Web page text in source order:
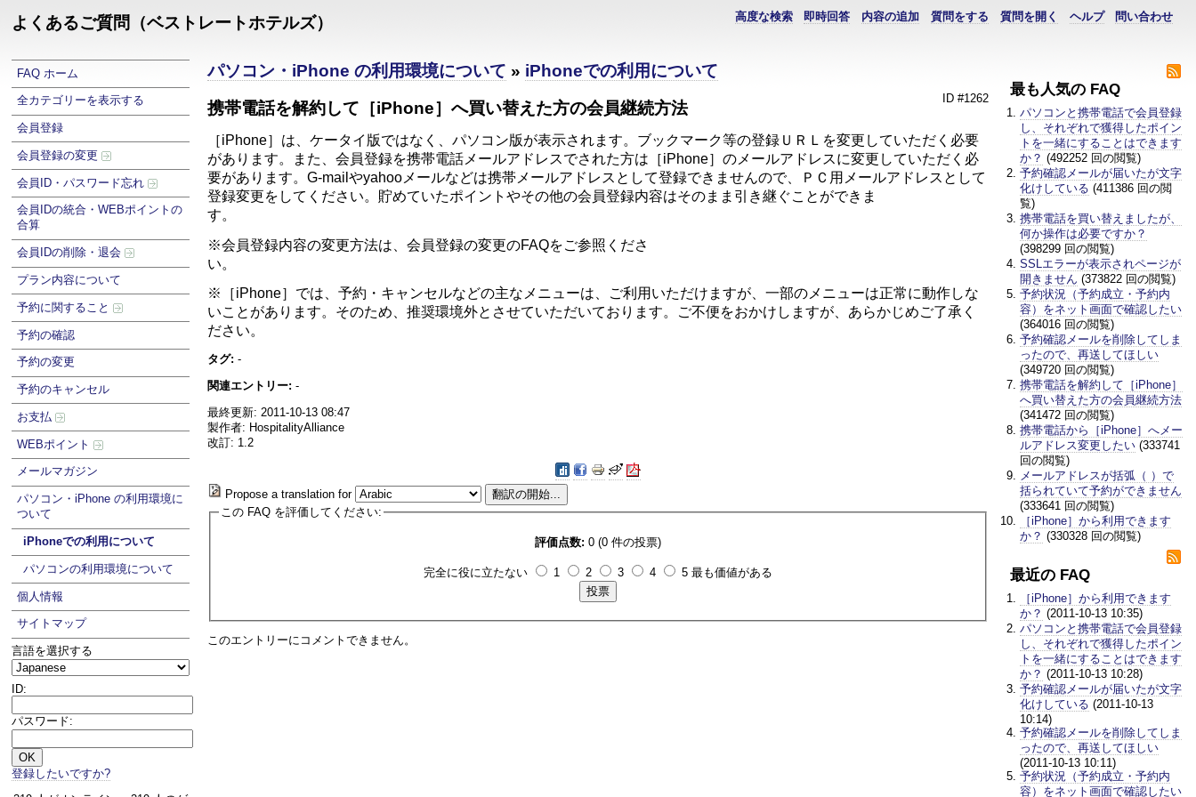
よくあるご質問（ベストレートホテルズ） 問い合わせ
ヘルプ
質問を開く
質問をする
内容の追加
即時回答
高度な検索
FAQ ホーム
全カテゴリーを表示する
会員登録
会員登録の変更
会員ID・パスワード忘れ
会員IDの統合・WEBポイントの
合算
会員IDの削除・退会
プラン内容について
予約に関すること
予約の確認
予約の変更
予約のキャンセル
お支払
WEBポイント
メールマガジン
パソコン・iPhone の利用環境に
ついて
iPhoneでの利用について
パソコンの利用環境について
個人情報
サイトマップ
言語を選択する
ID:
パスワード:
登録したいですか?
最も人気の FAQ
パソコンと携帯電話で会員登録
し、それぞれで獲得したポイン
トを一緒にすることはできます
か？ (492252 回の閲覧)
予約確認メールが届いたが文字
化けしている (411386 回の閲
覧)
携帯電話を買い替えましたが、
何か操作は必要ですか？
(398299 回の閲覧)
SSLエラーが表示されページが
開きません (373822 回の閲覧)
予約状況（予約成立・予約内
容）をネット画面で確認したい
(364016 回の閲覧)
予約確認メールを削除してしま
ったので、再送してほしい
(349720 回の閲覧)
携帯電話を解約して［iPhone］
へ買い替えた方の会員継続方法
(341472 回の閲覧)
携帯電話から［iPhone］へメー
ルアドレス変更したい (333741
回の閲覧)
メールアドレスが括弧（ ）で
括られていて予約ができません
(333641 回の閲覧)
［iPhone］から利用できます
か？ (330328 回の閲覧)
最近の FAQ
［iPhone］から利用できます
か？ (2011-10-13 10:35)
パソコンと携帯電話で会員登録
し、それぞれで獲得したポイン
トを一緒にすることはできます
か？ (2011-10-13 10:28)
予約確認メールが届いたが文字
化けしている (2011-10-13
10:14)
予約確認メールを削除してしま
ったので、再送してほしい
(2011-10-13 10:11)
予約状況（予約成立・予約内
容）をネット画面で確認したい
パソコン・iPhone の利用環境について » iPhoneでの利用について
ID #1262
携帯電話を解約して［iPhone］へ買い替えた方の会員継続方法
［iPhone］は、ケータイ版ではなく、パソコン版が表示されます。ブックマーク等の登録ＵＲＬを変更していただく必要
があります。また、会員登録を携帯電話メールアドレスでされた方は［iPhone］のメールアドレスに変更していただく必
要があります。G-mailやyahooメールなどは携帯メールアドレスとして登録できませんので、ＰＣ用メールアドレスとして
登録変更をしてください。貯めていたポイントやその他の会員登録内容はそのまま引き継ぐことができま
す。
※会員登録内容の変更方法は、会員登録の変更のFAQをご参照くださ
い。
※［iPhone］では、予約・キャンセルなどの主なメニューは、ご利用いただけますが、一部のメニューは正常に動作しな
いことがあります。そのため、推奨環境外とさせていただいております。ご不便をおかけしますが、あらかじめご了承く
ださい。
タグ: -
関連エントリー: -
最終更新: 2011-10-13 08:47
製作者: HospitalityAlliance
改訂: 1.2
Propose a translation for
この FAQ を評価してください:
評価点数: 0 (0 件の投票)
完全に役に立たない 1 2 3 4 5 最も価値がある
このエントリーにコメントできません。